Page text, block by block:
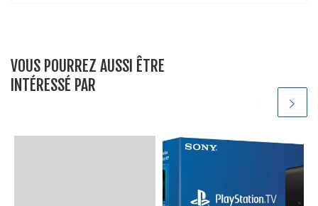
VOUS POURREZ AUSSI ÊTRE
INTÉRESSÉ PAR